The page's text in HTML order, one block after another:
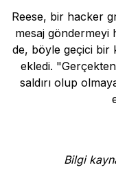
Reese, bir hacker
mesaj göndermeyi
de, böyle geçici bir
ekledi.
saldırı olup
Bilgi